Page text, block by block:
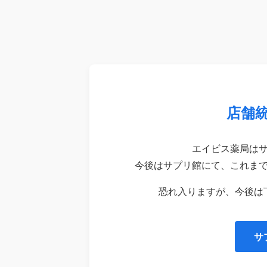
店舗
エイビス薬局は
今後はサプリ館にて、これま
恐れ入りますが、今後
サ